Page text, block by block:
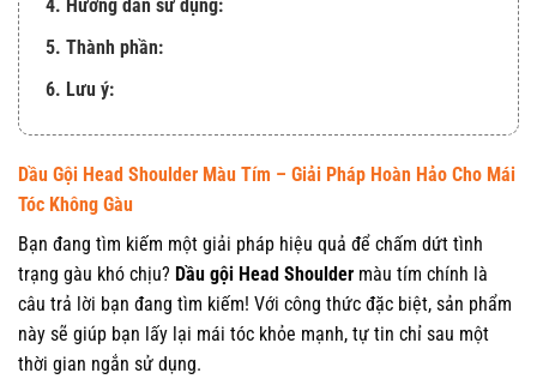
4. Hướng dẫn sử dụng:
5. Thành phần:
6. Lưu ý:
Dầu Gội Head Shoulder Màu Tím – Giải Pháp Hoàn Hảo Cho Mái
Tóc Không Gàu
Bạn đang tìm kiếm một giải pháp hiệu quả để chấm dứt tình
trạng gàu khó chịu? Dầu gội Head Shoulder màu tím chính là
câu trả lời bạn đang tìm kiếm! Với công thức đặc biệt, sản phẩm
này sẽ giúp bạn lấy lại mái tóc khỏe mạnh, tự tin chỉ sau một
thời gian ngắn sử dụng.